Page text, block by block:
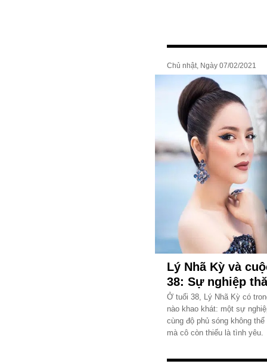
Chủ nhật, Ngày 07/02/2021
Lý Nhã Kỳ và
38: Sự nghiệp
đồ hiệu theo lô"
bóng
Ở tuổi 38, Lý Nhã Kỳ có
nào khao khát: một sự
cùng độ phủ sóng không
mà cô còn thiếu là tình yêu.